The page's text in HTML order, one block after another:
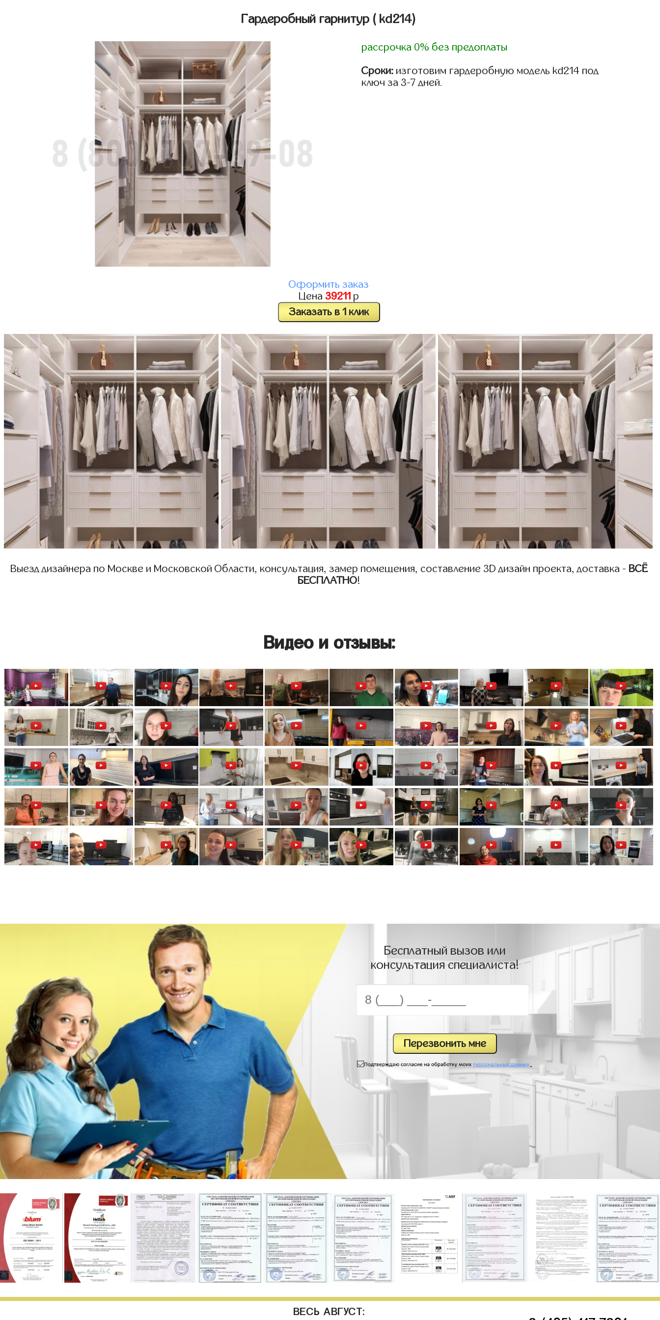
Гардеробный гарнитур ( kd214)
рассрочка 0% без предоплаты
Сроки: изготовим гардеробную модель kd214 под
ключ за 3-7 дней.
Оформить заказ
Цена 39211 р
Заказать в 1 клик
Выезд дизайнера по Москве и Московской Области, консультация, замер помещения, составление 3D дизайн проекта, доставка - ВСЁ
БЕСПЛАТНО!
Видео и отзывы:
Бесплатный вызов или
консультация специалиста!
.
ВЕСЬ АВГУСТ: